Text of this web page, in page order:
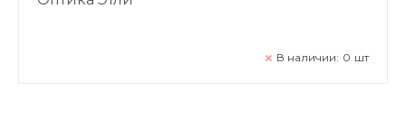
В наличии: 0 шт